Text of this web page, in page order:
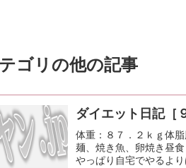
ゴリの他の記事
ダイエット日記［
体重：８７．２ｋｇ体
麺、焼き魚、卵焼き昼
やっぱり自宅でやるよ